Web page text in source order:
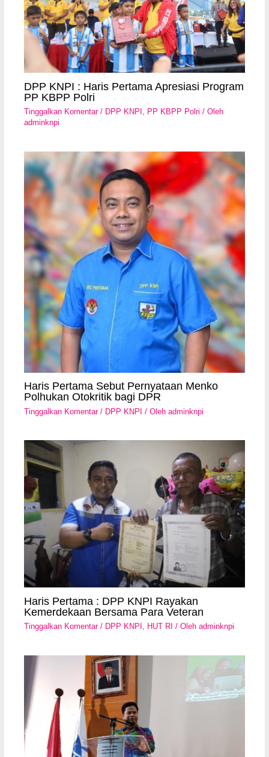
DPP KNPI : Haris Pertama Apresiasi Program
PP KBPP Polri
Tinggalkan Komentar / DPP KNPI , PP KBPP Polri / Oleh
adminknpi
Haris Pertama Sebut Pernyataan Menko
Polhukan Otokritik bagi DPR
Tinggalkan Komentar / DPP KNPI / Olehadminknpi
Haris Pertama : DPP KNPI Rayakan
Kemerdekaan Bersama Para Veteran
Tinggalkan Komentar / DPP KNPI , HUT RI / Olehadminknpi